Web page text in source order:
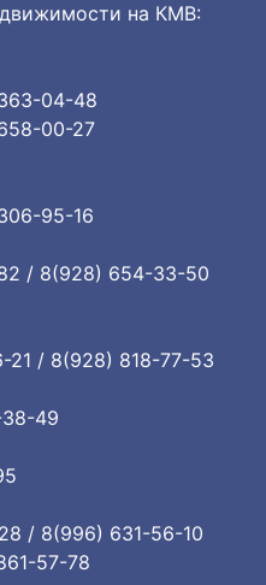
на КМВ:
04-48
00-27
95-16
/ 8(928) 654-33-50
21 / 8(928) 818-77-53
49
/ 8(996) 631-56-10
57-78